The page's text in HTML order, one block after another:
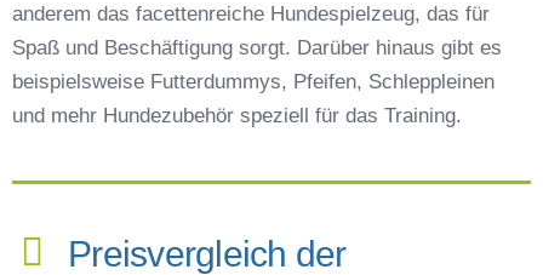
anderem das facettenreiche Hundespielzeug, das für
Spaß und Beschäftigung sorgt. Darüber hinaus gibt es
beispielsweise Futterdummys, Pfeifen, Schleppleinen
und mehr Hundezubehör speziell für das Training.
Preisvergleich der